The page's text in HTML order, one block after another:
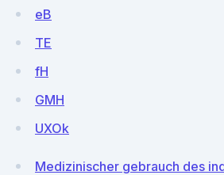
eB
TE
fH
GMH
UXOk
Medizinischer gebrauch des